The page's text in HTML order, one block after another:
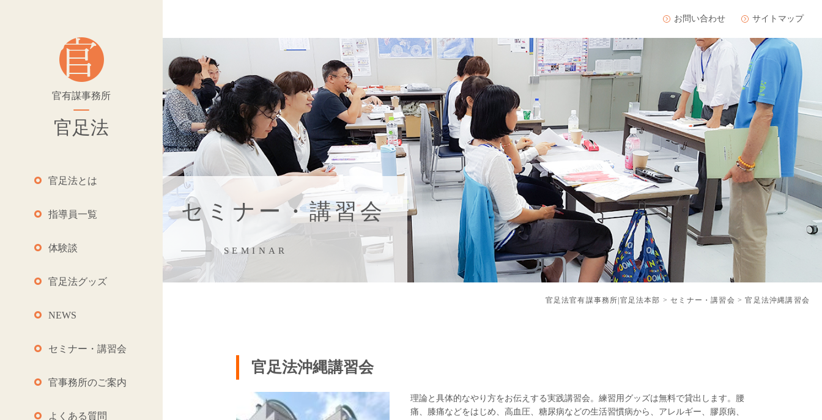
官有謀事務所
官足法
官足法とは
指導員一覧
体験談
官足法グッズ
NEWS
セミナー・講習会
官事務所のご案内
よくある質問
お問い合わせ サイトマップ
セミナー・講習会
SEMINAR
官足法官有謀事務所|官足法本部 > セミナー・講習会 >官足法沖縄講習会
官足法沖縄講習会
理論と具体的なやり方をお伝えする実践講習会。練習用グッズは無料で貸出します。腰
痛、膝痛などをはじめ、高血圧、糖尿病などの生活習慣病から、アレルギー、膠原病、